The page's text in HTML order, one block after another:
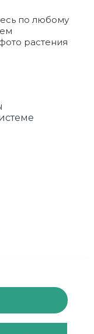
по любому
растения